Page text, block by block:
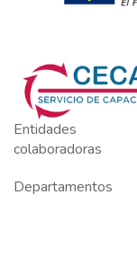
Entidades
colaboradoras
Departamentos